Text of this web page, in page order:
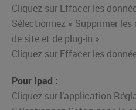
Cliquez sur Effacer les
Sélectionnez « Supprimer
de site et de plug-in »
Cliquez sur Effacer les
Pour Ipad :
Cliquez sur l’application